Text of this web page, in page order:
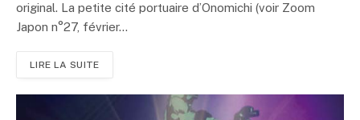
original. La petite cité portuaire d’Onomichi (voir Zoom
Japon n°27, février...
LIRE LA SUITE